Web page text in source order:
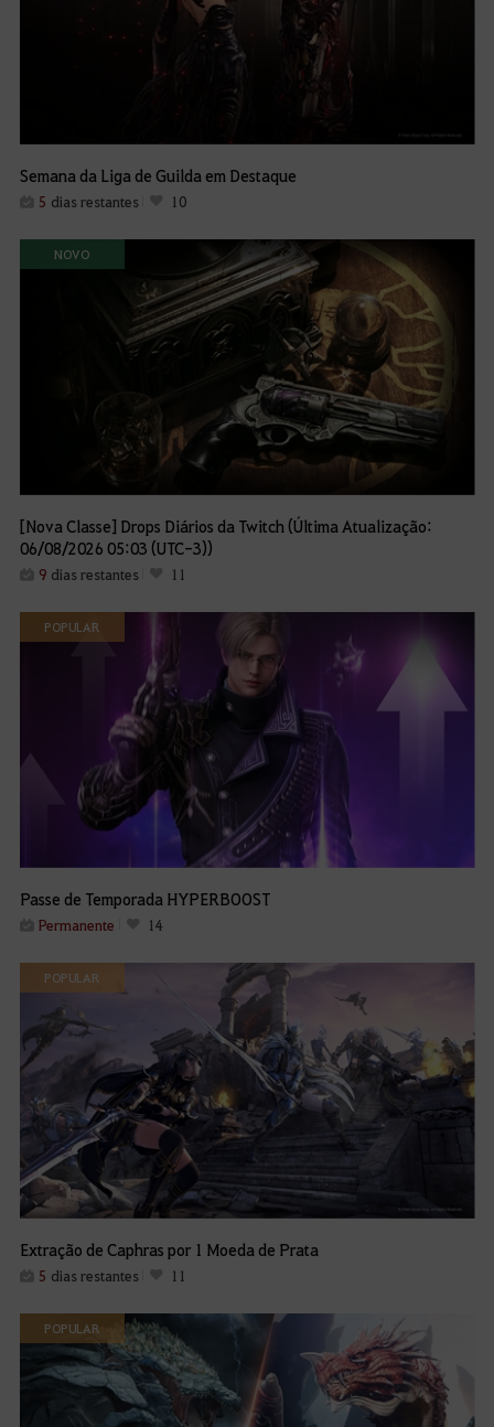
Semana da Liga de Guilda em Destaque
5 dias restantes 10
NOVO
[Nova Classe] Drops Diários da Twitch (Última Atualização:
06/08/2026 05:03 (UTC-3))
9 dias restantes 11
POPULAR
Passe de Temporada HYPERBOOST
Permanente 14
POPULAR
Extração de Caphras por 1 Moeda de Prata
5 dias restantes 11
POPULAR